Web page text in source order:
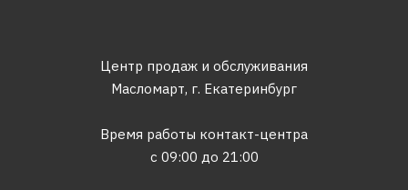
Центр продаж и обслуживания
Масломарт, г. Екатеринбург
Время работы контакт-центра
с 09:00 до 21:00